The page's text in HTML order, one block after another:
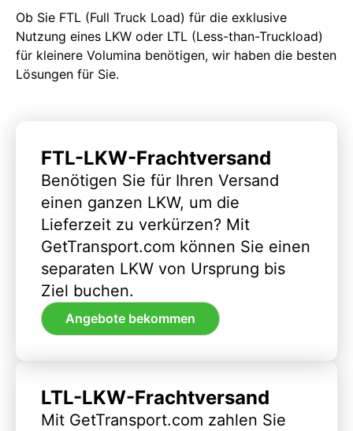
Ob Sie FTL (Full Truck Load) für die exklusive
Nutzung eines LKW oder LTL (Less-than-Truckload)
für kleinere Volumina benötigen, wir haben die besten
Lösungen für Sie.
FTL-LKW-Frachtversand
Benötigen Sie für Ihren Versand
einen ganzen LKW, um die
Lieferzeit zu verkürzen? Mit
GetTransport.com können Sie einen
separaten LKW von Ursprung bis
Ziel buchen.
Angebote bekommen
LTL-LKW-Frachtversand
Mit GetTransport.com zahlen Sie